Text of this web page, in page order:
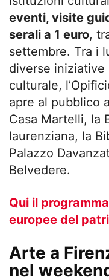
eventi, visite
serali a 1 euro,
settembre. Tra i
diverse iniziative
culturale,
apre al pubblico
Casa Martelli, la
laurenziana, la
Palazzo
Belvedere.
Qui il
europee del
Arte a
nel